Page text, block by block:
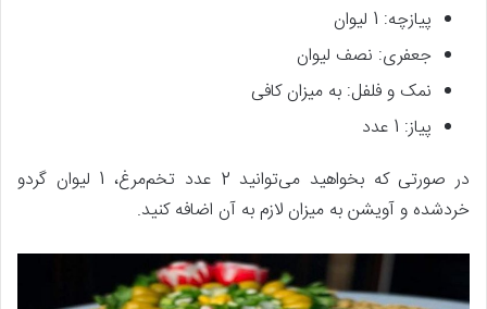
پیازچه: 1 لیوان
جعفری: نصف لیوان
نمک و فلفل: به میزان کافی
پیاز: 1 عدد
در صورتی که بخواهید می‌توانید 2 عدد تخم‌مرغ، 1 لیوان گردو
خردشده و آویشن به میزان لازم به آن اضافه کنید.